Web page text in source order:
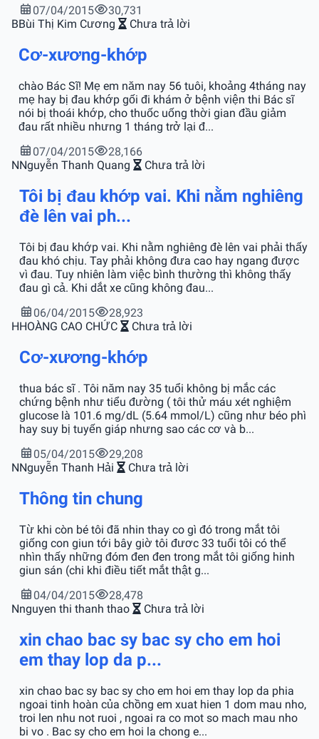
07/04/2015
30,731
BBùi Thị Kim Cương Chưa trả lời
Cơ-xương-khớp
chào Bác Sĩ! Mẹ em năm nay 56 tuôi, khoảng 4tháng nay
mẹ hay bị đau khớp gối đi khám ở bệnh viện thi Bác sĩ
nói bị thoái khớp, cho thuốc uống thời gian đầu giảm
đau rất nhiều nhưng 1 tháng trở lại đ...
07/04/2015
28,166
NNguyễn Thanh Quang Chưa trả lời
Tôi bị đau khớp vai. Khi nằm nghiêng
đè lên vai ph...
Tôi bị đau khớp vai. Khi nằm nghiêng đè lên vai phải thấy
đau khó chịu. Tay phải không đưa cao hay ngang được
vì đau. Tuy nhiên làm việc bình thường thì không thấy
đau gì cả. Khi dắt xe cũng không đau...
06/04/2015
28,923
HHOÀNG CAO CHỨC Chưa trả lời
Cơ-xương-khớp
thua bác sĩ . Tôi năm nay 35 tuổi không bị mắc các
chứng bệnh như tiểu đường ( tôi thử máu xét nghiệm
glucose là 101.6 mg/dL (5.64 mmol/L) cũng như béo phì
hay suy bị tuyến giáp nhưng sao các cơ và b...
05/04/2015
29,208
NNguyễn Thanh Hải Chưa trả lời
Thông tin chung
Từ khi còn bé tôi đã nhin thay co gì đó trong mắt tôi
giống con giun tới bây giờ tôi đươc 33 tuổi tôi có thể
nhìn thấy những đóm đen đen trong mắt tôi giống hinh
giun sán (chi khi điều tiết mắt thật g...
04/04/2015
28,478
Nnguyen thi thanh thao Chưa trả lời
xin chao bac sy bac sy cho em hoi
em thay lop da p...
xin chao bac sy bac sy cho em hoi em thay lop da phia
ngoai tinh hoàn của chồng em xuat hien 1 dom mau nho,
troi len nhu not ruoi , ngoai ra co mot so mach mau nho
bi vo . Bac sy cho em hoi la chong e...